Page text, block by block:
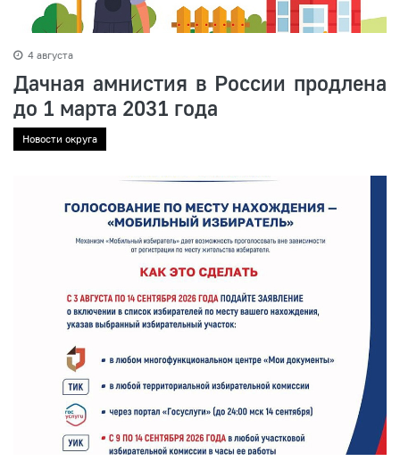
4 августа
Дачная амнистия в России продлена
до 1 марта 2031 года
Новости округа